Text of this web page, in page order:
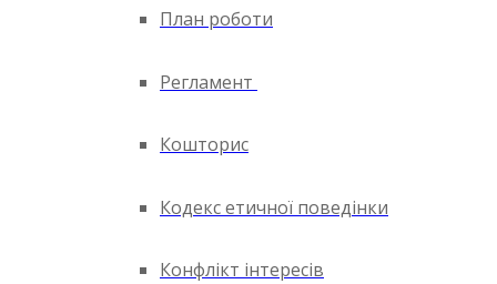
План роботи
Регламент
Кошторис
Кодекс етичної поведінки
Конфлікт інтересів